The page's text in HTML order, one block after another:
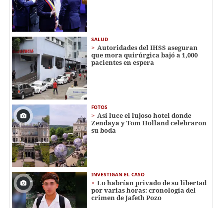
SALUD
Autoridades del IHSS aseguran
que mora quirúrgica bajó a 1,000
pacientes en espera
FOTOS
Así luce el lujoso hotel donde
Zendaya y Tom Holland celebraron
su boda
INVESTIGAN EL CASO
Lo habrían privado de su libertad
por varias horas: cronología del
crimen de Jafeth Pozo